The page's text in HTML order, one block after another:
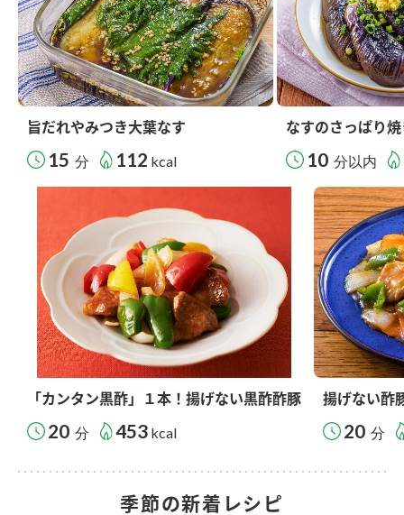
旨だれやみつき大葉なす
15 分 112 kcal
なすのさっぱり
10 分以内
「カンタン黒酢」１本！揚げない黒酢酢豚
20 分 453 kcal
揚げない酢
20 分
季節の新着レシピ